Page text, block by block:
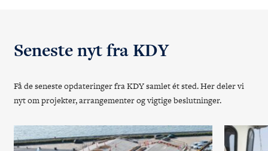
Seneste nyt fra KDY
Få de seneste opdateringer fra KDY samlet ét sted. Her deler vi
nyt om projekter, arrangementer og vigtige beslutninger.